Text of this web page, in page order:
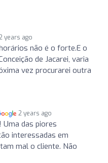
years ago
não é o forte.E o
de Jacarei, varia
vez procurarei outra
2 years ago
Uma das piores
interessadas em
mal o cliente. Não